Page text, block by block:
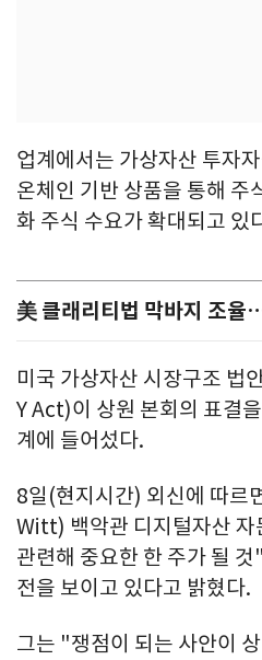
업계에서는 가상자산 투자
온체인 기반 상품을 통해 주
화 주식 수요가 확대되고 있
美 클래리티법 막바지 조
미국 가상자산 시장구조 법
Y Act)이 상원 본회의 표결
계에 들어섰다.
8일(현지시간) 외신에 따
Witt) 백악관 디지털자산
관련해 중요한 한 주가 될
전을 보이고 있다고 밝혔다.
그는 "쟁점이 되는 사안이